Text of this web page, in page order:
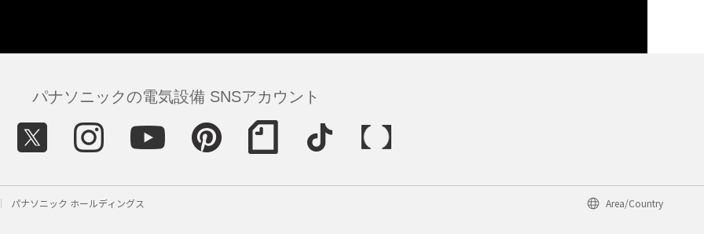
パナソニックの電気設備 SNSアカウント
パナソニック ホールディングス Area/Country